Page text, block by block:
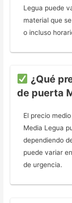
Legua puede
material que
o incluso
¿Qué
de puerta
El precio
Media Legua
dependiendo
puede variar
de urgencia.